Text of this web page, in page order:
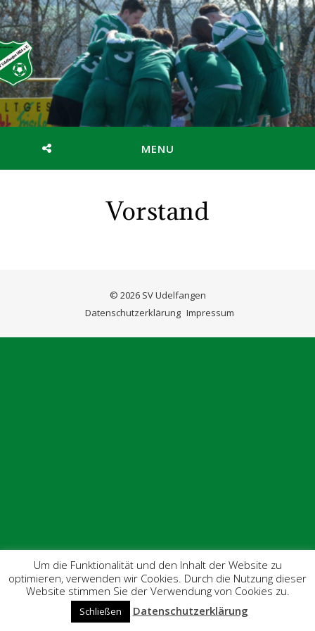
MENU
Vorstand
© 2026 SV Udelfangen
Datenschutzerklärung Impressum
Um die Funktionalität und den Inhalt der Website zu
optimieren, verwenden wir Cookies. Durch die Nutzung dieser
Website stimmen Sie der Verwendung von Cookies zu.
Schließen Datenschutzerklärung